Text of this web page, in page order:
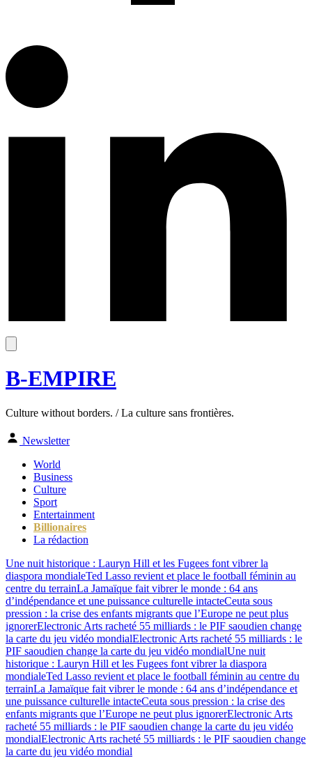
B-EMPIRE
Culture without borders. / La culture sans frontières.
Newsletter
World
Business
Culture
Sport
Entertainment
Billionaires
La rédaction
Une nuit historique : Lauryn Hill et les Fugees font vibrer la
diaspora mondialeTed Lasso revient et place le football féminin au
centre du terrainLa Jamaïque fait vibrer le monde : 64 ans
d’indépendance et une puissance culturelle intacteCeuta sous
pression : la crise des enfants migrants que l’Europe ne peut plus
ignorerElectronic Arts racheté 55 milliards : le PIF saoudien change
la carte du jeu vidéo mondialElectronic Arts racheté 55 milliards : le
PIF saoudien change la carte du jeu vidéo mondialUne nuit
historique : Lauryn Hill et les Fugees font vibrer la diaspora
mondialeTed Lasso revient et place le football féminin au centre du
terrainLa Jamaïque fait vibrer le monde : 64 ans d’indépendance et
une puissance culturelle intacteCeuta sous pression : la crise des
enfants migrants que l’Europe ne peut plus ignorerElectronic Arts
racheté 55 milliards : le PIF saoudien change la carte du jeu vidéo
mondialElectronic Arts racheté 55 milliards : le PIF saoudien change
la carte du jeu vidéo mondial